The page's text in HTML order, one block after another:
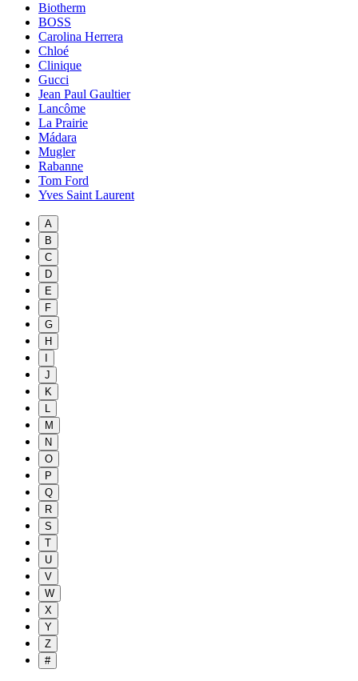
Biotherm
BOSS
Carolina Herrera
Chloé
Clinique
Gucci
Jean Paul Gaultier
Lancôme
La Prairie
Mádara
Mugler
Rabanne
Tom Ford
Yves Saint Laurent
A
B
C
D
E
F
G
H
J
K
L
M
N
O
P
Q
R
S
T
U
V
W
X
Y
Z
#